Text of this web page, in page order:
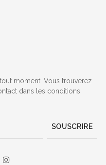
moment. Vous trouverez
dans les conditions
SOUSCRIRE